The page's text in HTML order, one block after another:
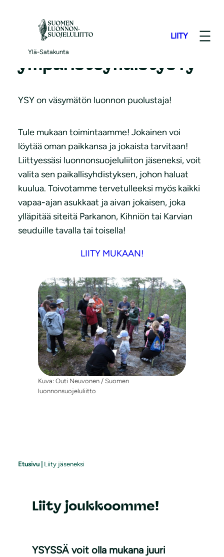
Ylä-Satakunta
LIITY
Kuva: Outi Neuvonen / Suomen
luonnonsuojeluliitto
Ylä-Satakunnan
ympäristöyhdistys ry
YSY on väsymätön luonnon puolustaja!
Tule mukaan toimintaamme! Jokainen voi
löytää oman paikkansa ja jokaista tarvitaan!
Liittyessäsi luonnonsuojeluliiton jäseneksi, voit
valita sen paikallisyhdistyksen, johon haluat
kuulua. Toivotamme tervetulleeksi myös kaikki
vapaa-ajan asukkaat ja aivan jokaisen, joka
ylläpitää siteitä Parkanon, Kihniön tai Karvian
seuduille tavalla tai toisella!
LIITY MUKAAN!
Etusivu Liity jäseneksi
Liity joukkoomme!
YSYSSÄ voit olla mukana juuri